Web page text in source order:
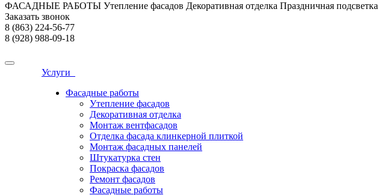
ФАСАДНЫЕ РАБОТЫ Утепление фасадов Декоративная отделка Праздничная подсветка
Заказать звонок
8 (863) 224-56-77
8 (928) 988-09-18
Услуги
Фасадные работы
Утепление фасадов
Декоративная отделка
Монтаж вентфасадов
Отделка фасада клинкерной плиткой
Монтаж фасадных панелей
Штукатурка стен
Покраска фасадов
Ремонт фасадов
Фасадные работы